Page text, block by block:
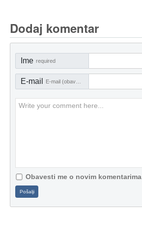
Dodaj komentar
Ime required
E-mail
Obavesti me o novim komentarima
Pošalji